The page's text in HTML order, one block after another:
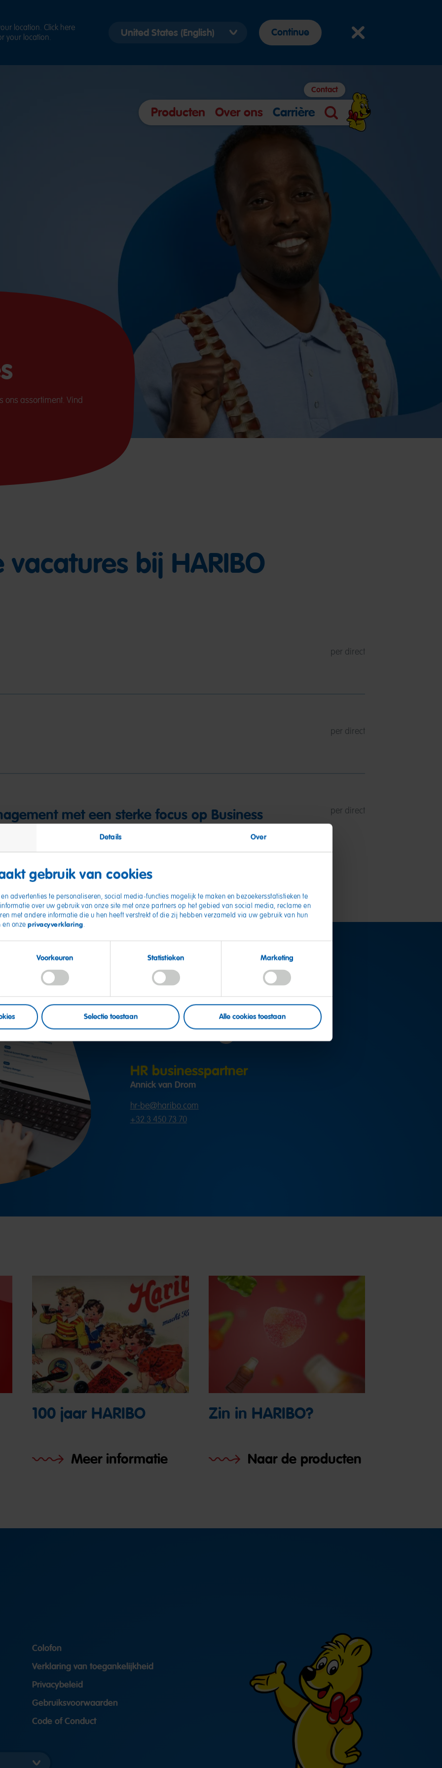
Details Over
gebruik van cookies
advertenties te personaliseren, social media-functies mogelijk te maken en bezoekersstatistieken te
over uw gebruik van onze site met onze partners op het gebied van social media, reclame en
met andere informatie die u hen heeft verstrekt of die zij hebben verzameld via uw gebruik van hun
en onze privacyverklaring.
Voorkeuren Statistieken Marketing
Selectie toestaan Alle cookies toestaan
Producten Over ons Carrière
Zoek
Contact
ons assortiment. Vind
bij HARIBO
per direct
per direct
met een sterke focus op Business
per direct
Meer vragen?
HR businesspartner
Annick van Drom
hr-be@haribo.com
+32 3 450 73 70
100 jaar HARIBO
Meer informatie
Zin in HARIBO?
Naar de producten
location. Click here
your location.
country
Continue
Colofon
Verklaring van toegankelijkheid
Privacybeleid
Gebruiksvoorwaarden
Code of Conduct